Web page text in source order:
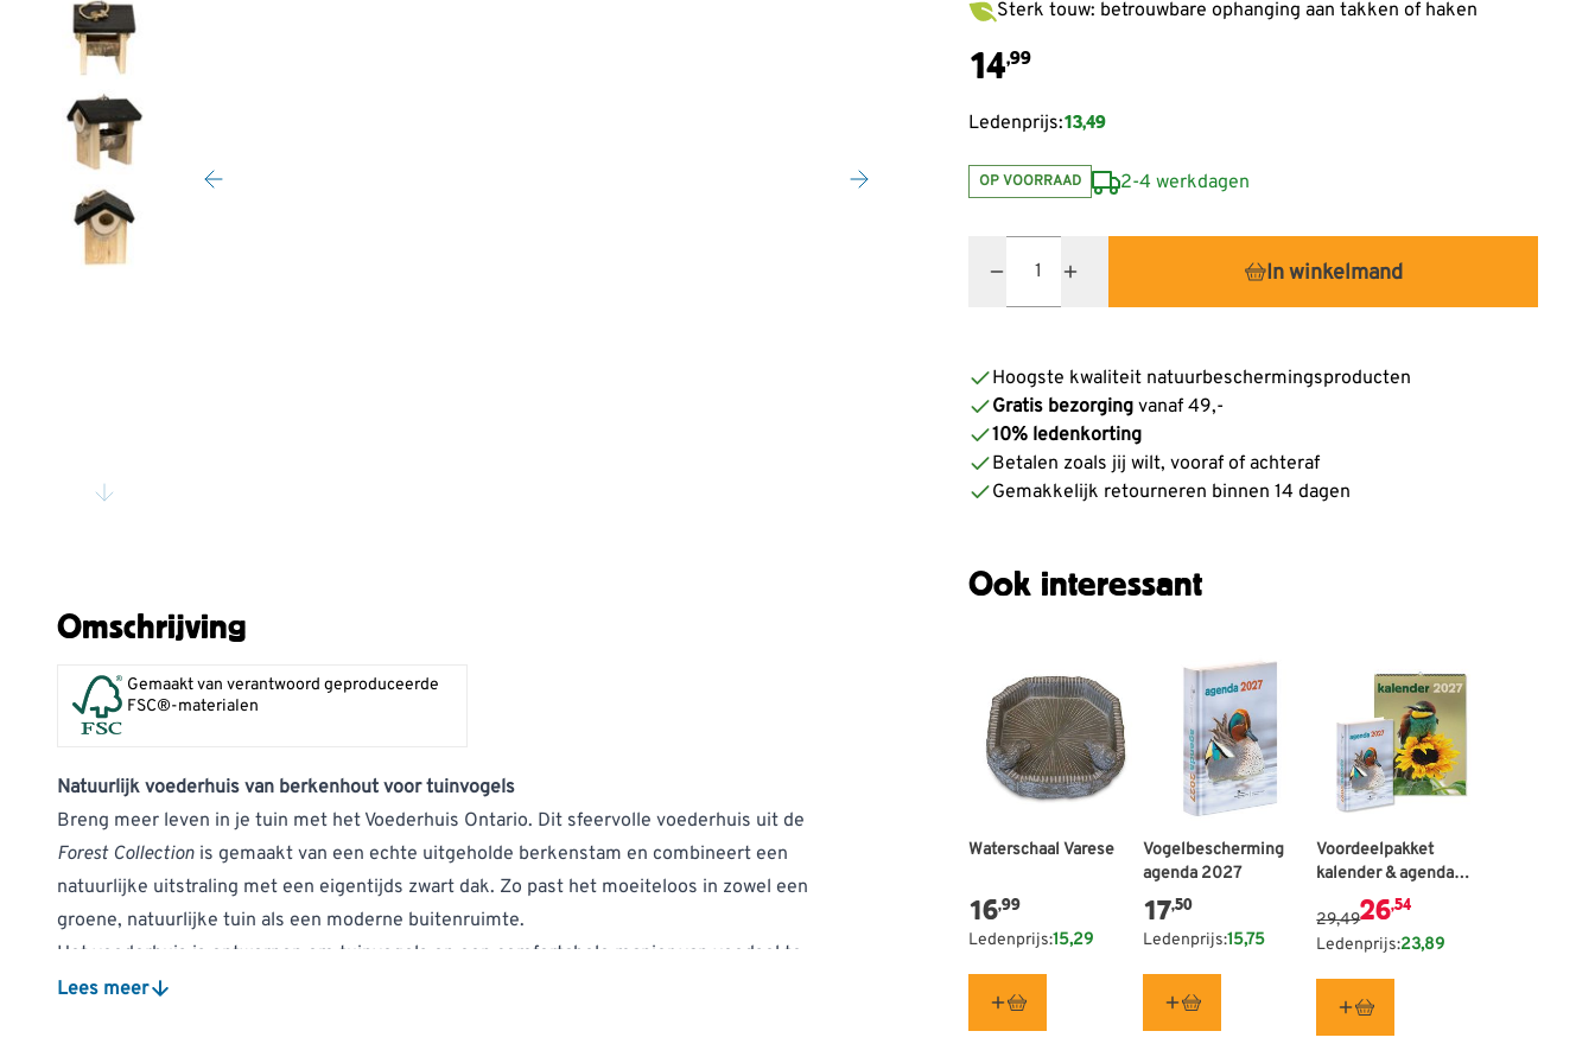
Sterk touw: betrouwbare ophanging aan takken of haken
14,99
Ledenprijs:13,49
OP VOORRAAD 2-4 werkdagen
In winkelmand
Hoogste kwaliteit natuurbeschermingsproducten
Gratis bezorging vanaf 49,-
10% ledenkorting
Betalen zoals jij wilt, vooraf of achteraf
Gemakkelijk retourneren binnen 14 dagen
Ook interessant
Waterschaal Varese
16,99
Ledenprijs:15,29
Vogelbescherming
agenda 2027
17,50
Ledenprijs:15,75
Voordeelpakket
kalender & agenda
De prijs is afhankelijk van de
29,4926,54
Ledenprijs:23,89
Omschrijving
Gemaakt van verantwoord geproduceerde
FSC®-materialen
Natuurlijk voederhuis van berkenhout voor tuinvogels
Breng meer leven in je tuin met het Voederhuis Ontario. Dit sfeervolle voederhuis uit de
Forest Collection is gemaakt van een echte uitgeholde berkenstam en combineert een
natuurlijke uitstraling met een eigentijds zwart dak. Zo past het moeiteloos in zowel een
groene, natuurlijke tuin als een moderne buitenruimte.
Het voederhuis is ontworpen om tuinvogels op een comfortabele manier van voedsel te
voorzien. Dankzij de ruime opening kunnen zowel kleine als grotere vogels gemakkelijk bij
Lees meer